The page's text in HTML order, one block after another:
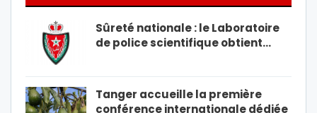
Sûreté nationale : le Laboratoire
de police scientifique obtient…
Tanger accueille la première
conférence internationale dédiée